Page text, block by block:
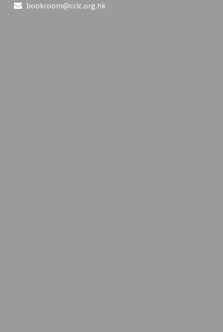
bookroom@cclc.org.hk